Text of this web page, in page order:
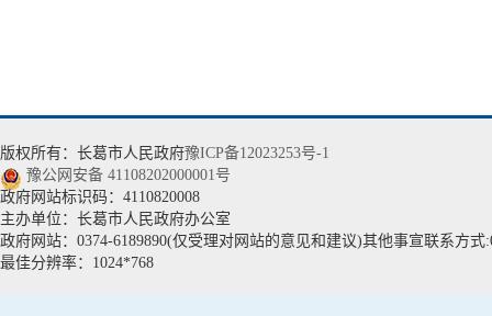
版权所有：长葛市人民政府豫ICP备12023253号-1
豫公网安备 41108202000001号
政府网站标识码：4110820008
主办单位：长葛市人民政府办公室
政府网站：0374-6189890(仅受理对网站的意见和建议)其他事宣联系方式
最佳分辨率：1024*768